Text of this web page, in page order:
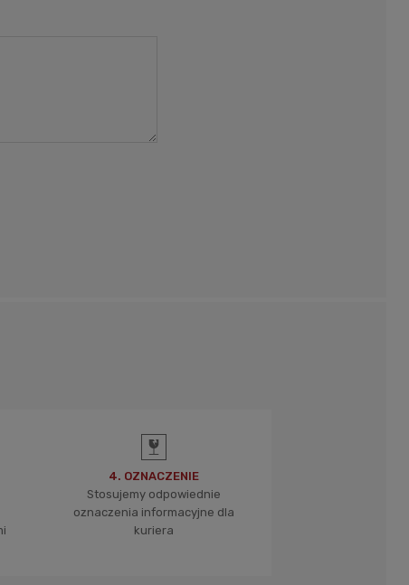
4. OZNACZENIE
Stosujemy odpowiednie
oznaczenia informacyjne dla
kuriera